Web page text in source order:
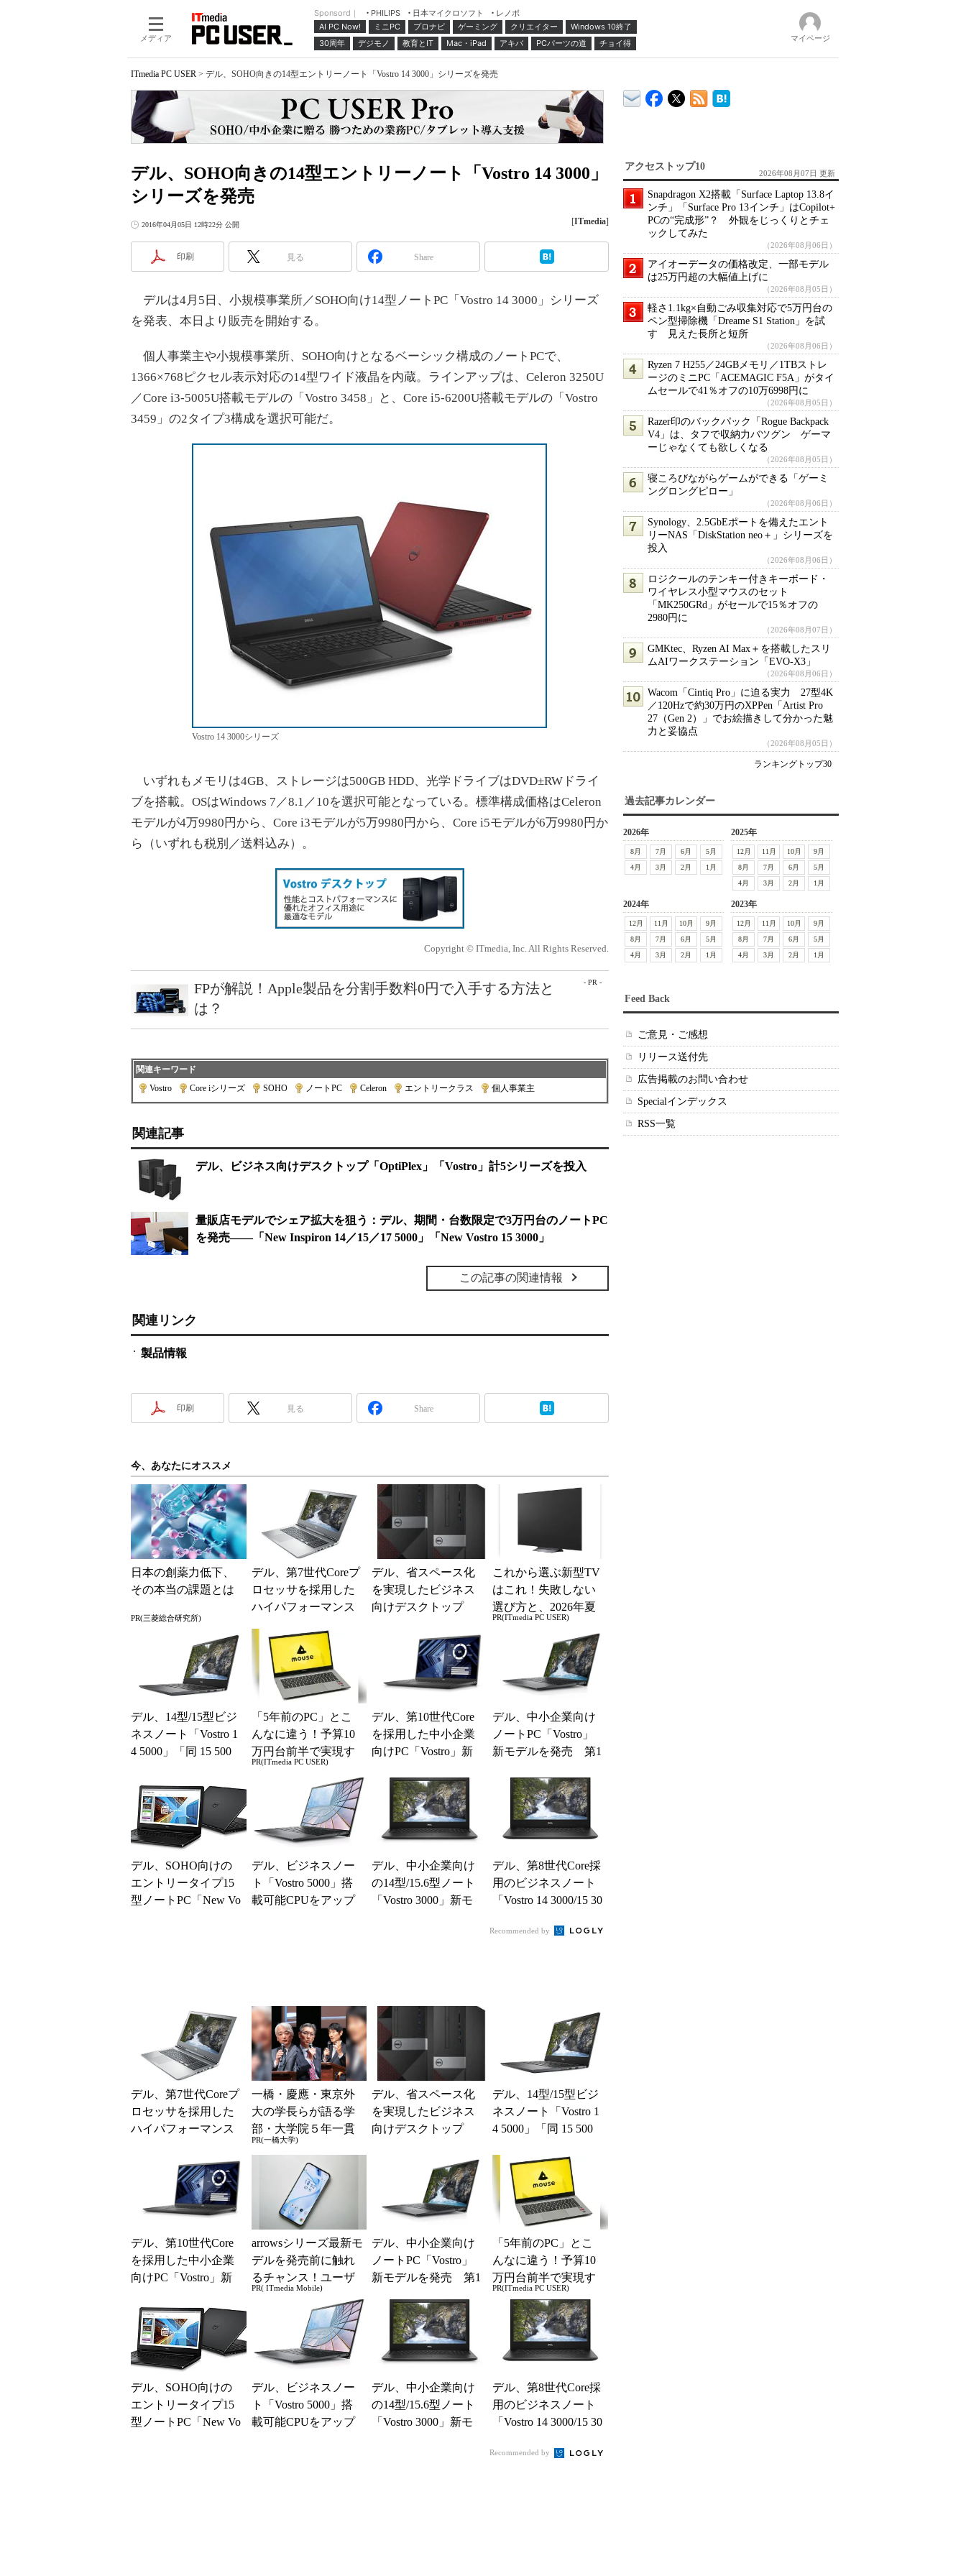
メディア
Sponsord｜ PHILIPS 日本マイクロソフト
レノボ
AI PC Now!
ミニPC プロナビ ゲーミング クリエイター
Windows 10終了
30周年
デジモノ 教育とIT Mac・iPad アキバ PCパーツの道 チョイ得 マイページ
ITmedia PC USER > デル、SOHO向きの14型エントリーノート「Vostro 14 3000」シリーズを発売
デル、SOHO向きの14型エントリーノート「Vostro 14 3000」
シリーズを発売
2016年04月05日 12時22分 公開 [ITmedia]
印刷 見る Share
デルは4月5日、小規模事業所／SOHO向け14型ノートPC「Vostro 14 3000」シリーズ
を発表、本日より販売を開始する。
個人事業主や小規模事業所、SOHO向けとなるベーシック構成のノートPCで、
1366×768ピクセル表示対応の14型ワイド液晶を内蔵。ラインアップは、Celeron 3250U
／Core i3-5005U搭載モデルの「Vostro 3458」と、Core i5-6200U搭載モデルの「Vostro
3459」の2タイプ3構成を選択可能だ。
Vostro 14 3000シリーズ
いずれもメモリは4GB、ストレージは500GB HDD、光学ドライブはDVD±RWドライ
ブを搭載。OSはWindows 7／8.1／10を選択可能となっている。標準構成価格はCeleron
モデルが4万9980円から、Core i3モデルが5万9980円から、Core i5モデルが6万9980円か
ら（いずれも税別／送料込み）。
Copyright © ITmedia, Inc. All Rights Reserved.
- PR -
FPが解説！Apple製品を分割手数料0円で入手する方法と
は？
関連キーワード
Vostro
Core iシリーズ SOHO ノートPC Celeron エントリークラス 個人事業主
関連記事
デル、ビジネス向けデスクトップ「OptiPlex」「Vostro」計5シリーズを投入
量販店モデルでシェア拡大を狙う：デル、期間・台数限定で3万円台のノートPC
を発売――「New Inspiron 14／15／17 5000」「New Vostro 15 3000」
この記事の関連情報
関連リンク
製品情報
印刷 見る Share
今、あなたにオススメ
日本の創薬力低下、
その本当の課題とは
PR(三菱総合研究所)
デル、第7世代Coreプ
ロセッサを採用した
ハイパフォーマンス
デル、省スペース化
を実現したビジネス
向けデスクトップ
これから選ぶ新型TV
はこれ！失敗しない
選び方と、2026年夏
の一押しモデル
PR(ITmedia PC USER)
デル、14型/15型ビジ
ネスノート「Vostro 1
4 5000」「同 15 500
「5年前のPC」とこ
んなに違う！予算10
万円台前半で実現す
る快適PCライフ
PR(ITmedia PC USER)
デル、第10世代Core
を採用した中小企業
向けPC「Vostro」新
デル、中小企業向け
ノートPC「Vostro」
新モデルを発売 第1
デル、SOHO向けの
エントリータイプ15
型ノートPC「New Vo
デル、ビジネスノー
ト「Vostro 5000」搭
載可能CPUをアップ
デル、中小企業向け
の14型/15.6型ノート
「Vostro 3000」新モ
デル、第8世代Core採
用のビジネスノート
「Vostro 14 3000/15 30
Recommended by
デル、第7世代Coreプ
ロセッサを採用した
ハイパフォーマンス
一橋・慶應・東京外
大の学長らが語る学
部・大学院５年一貫
教育
PR(一橋大学)
デル、省スペース化
を実現したビジネス
向けデスクトップ
デル、14型/15型ビジ
ネスノート「Vostro 1
4 5000」「同 15 500
デル、第10世代Core
を採用した中小企業
向けPC「Vostro」新
arrowsシリーズ最新モ
デルを発売前に触れ
るチャンス！ユーザ
ー座談会開催
PR( ITmedia Mobile)
デル、中小企業向け
ノートPC「Vostro」
新モデルを発売 第1
「5年前のPC」とこ
んなに違う！予算10
万円台前半で実現す
る快適PCライフ
PR(ITmedia PC USER)
デル、SOHO向けの
エントリータイプ15
型ノートPC「New Vo
デル、ビジネスノー
ト「Vostro 5000」搭
載可能CPUをアップ
デル、中小企業向け
の14型/15.6型ノート
「Vostro 3000」新モ
デル、第8世代Core採
用のビジネスノート
「Vostro 14 3000/15 30
Recommended by
アクセストップ10
2026年08月07日 更新
Snapdragon X2搭載「Surface Laptop 13.8イ
ンチ」「Surface Pro 13インチ」はCopilot+
PCの“完成形”？ 外観をじっくりとチェ
ックしてみた
（2026年08月06日）
アイオーデータの価格改定、一部モデル
は25万円超の大幅値上げに
（2026年08月05日）
軽さ1.1kg×自動ごみ収集対応で5万円台の
ペン型掃除機「Dreame S1 Station」を試
す 見えた長所と短所
（2026年08月06日）
Ryzen 7 H255／24GBメモリ／1TBストレ
ージのミニPC「ACEMAGIC F5A」がタイ
ムセールで41％オフの10万6998円に
（2026年08月05日）
Razer印のバックパック「Rogue Backpack
V4」は、タフで収納力バツグン ゲーマ
ーじゃなくても欲しくなる
（2026年08月05日）
寝ころびながらゲームができる「ゲーミ
ングロングピロー」
（2026年08月06日）
Synology、2.5GbEポートを備えたエント
リーNAS「DiskStation neo＋」シリーズを
投入
（2026年08月06日）
ロジクールのテンキー付きキーボード・
ワイヤレス小型マウスのセット
「MK250GRd」がセールで15％オフの
2980円に
（2026年08月07日）
GMKtec、Ryzen AI Max＋を搭載したスリ
ムAIワークステーション「EVO-X3」
（2026年08月06日）
Wacom「Cintiq Pro」に迫る実力 27型4K
／120Hzで約30万円のXPPen「Artist Pro
27（Gen 2）」でお絵描きして分かった魅
力と妥協点
（2026年08月05日）
ランキングトップ30
過去記事カレンダー
2026年
8月 7月 6月
5月
4月
3月 2月 1月
2025年
12月 11月 10月
9月
8月
7月 6月
5月
4月
3月 2月 1月
2024年
12月 11月 10月
9月
8月
7月 6月
5月
4月
3月 2月 1月
2023年
12月 11月 10月
9月
8月
7月 6月
5月
4月
3月 2月 1月
Feed Back
ご意見・ご感想
リリース送付先
広告掲載のお問い合わせ
Specialインデックス
RSS一覧